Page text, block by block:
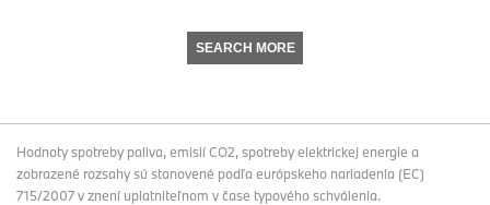
SEARCH MORE
Hodnoty spotreby paliva, emisií CO2, spotreby elektrickej energie a
zobrazené rozsahy sú stanovené podľa európskeho nariadenia (EC)
715/2007 v znení uplatniteľnom v čase typového schválenia.